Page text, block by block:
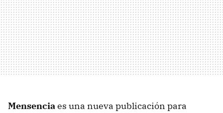
Mensenciaes una nueva publicación para